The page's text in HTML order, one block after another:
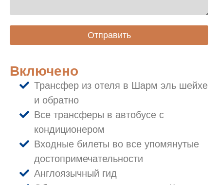
Отправить
Включено
Трансфер из отеля в Шарм эль шейхе
и обратно
Все трансферы в автобусе с
кондиционером
Входные билеты во все упомянутые
достопримечательности
Англоязычный гид